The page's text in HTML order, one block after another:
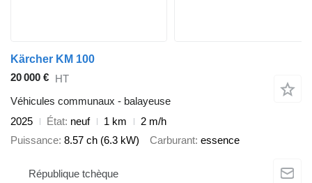
Kärcher KM 100
20 000 € HT
Véhicules communaux - balayeuse
2025
État neuf 1 km
2 m/h
Puissance 8.57 ch (6.3 kW) Carburant essence
République tchèque